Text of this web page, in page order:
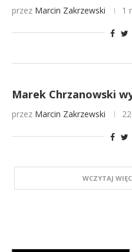
przez Marcin Zakrzewski 1
Marek Chrzanowski
przez Marcin Zakrzewski
WCZYTAJ